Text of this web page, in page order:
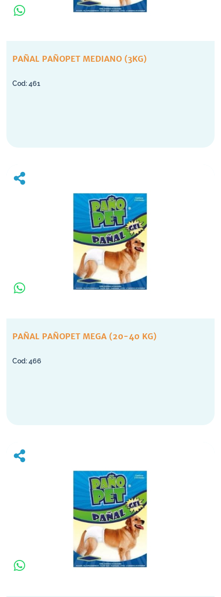
PAÑAL PAÑOPET MEDIANO (3KG)
461
PAÑAL PAÑOPET MEGA (20-40 KG)
466